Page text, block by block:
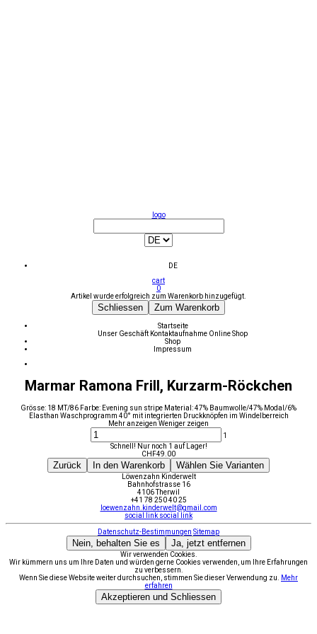
logo
DE
cart
0
Artikel wurde erfolgreich zum Warenkorb hinzugefügt.
Schliessen Zum Warenkorb
Startseite
Unser Geschäft Kontaktaufnahme Online Shop
Shop
Impressum
Marmar Ramona Frill, Kurzarm-Röckchen
Grösse: 18 MT/86 Farbe: Evening sun stripe Material: 47% Baumwolle/47% Modal/6%
Elasthan Waschprogramm 40° mit integrierten Druckknöpfen im Windelberreich
Mehr anzeigen Weniger zeigen
1
Schnell! Nur noch 1 auf Lager!
CHF49.00
Zurück In den Warenkorb Wählen Sie Varianten
Löwenzahn Kinderwelt
Bahnhofstrasse 16
4106 Therwil
+41 78 250 40 25
loewenzahn.kinderwelt@gmail.com
social link social link
Datenschutz-Bestimmungen Sitemap
Nein, behalten Sie es Ja, jetzt entfernen
Wir verwenden Cookies.
Wir kümmern uns um Ihre Daten und würden gerne Cookies verwenden, um Ihre Erfahrungen
zu verbessern.
Wenn Sie diese Website weiter durchsuchen, stimmen Sie dieser Verwendung zu.
Mehr
erfahren
Akzeptieren und Schliessen